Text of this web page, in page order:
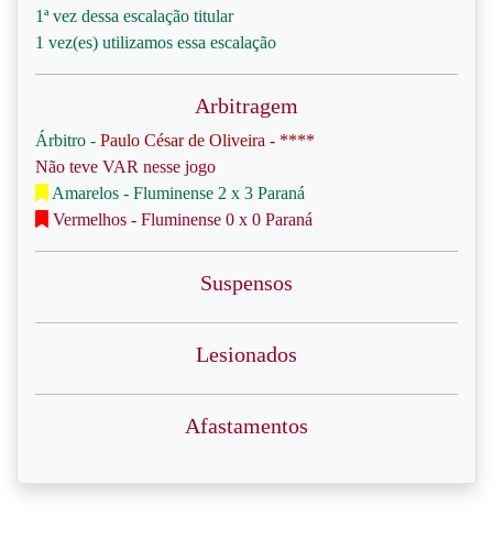
1ª vez dessa escalação titular
1 vez(es) utilizamos essa escalação
Arbitragem
Árbitro - Paulo César de Oliveira - ****
Não teve VAR nesse jogo
Amarelos - Fluminense 2 x 3 Paraná
Vermelhos - Fluminense 0 x 0 Paraná
Suspensos
Lesionados
Afastamentos